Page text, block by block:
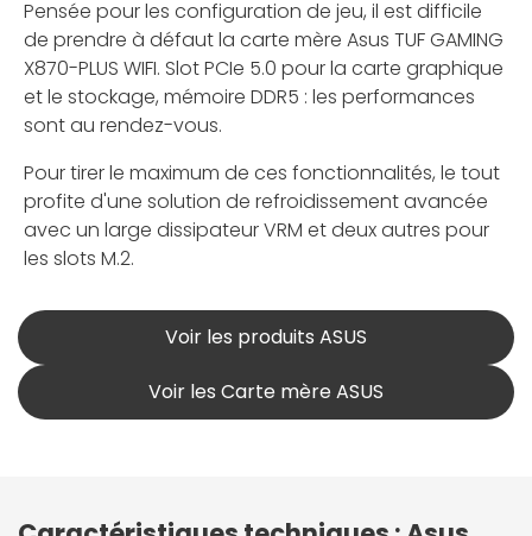
Pensée pour les configuration de jeu, il est difficile
de prendre à défaut la carte mère Asus TUF GAMING
X870-PLUS WIFI. Slot PCIe 5.0 pour la carte graphique
et le stockage, mémoire DDR5 : les performances
sont au rendez-vous.
Pour tirer le maximum de ces fonctionnalités, le tout
profite d'une solution de refroidissement avancée
avec un large dissipateur VRM et deux autres pour
les slots M.2.
Voir les produits ASUS
Voir les Carte mère ASUS